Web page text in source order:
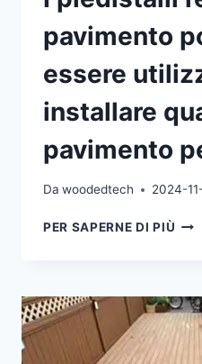
pavimento
essere
installare
pavimento
Da woodedtech 2024-
PER SAPERNE DI PIÙ